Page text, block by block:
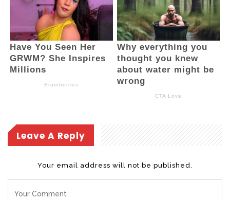
Deddy Abdul Hamid, Forkopimda,
Sekertaris Daerah Bolsel, anggota DPRD
Bolsel, Ketua Tim Penggerak PKK Bolsel,
TNI, Polri, dan diikuti seluruh ASN, Sangadi
bersama aparat desa, serta tokoh-tokoh
masyarakat.(Advertorial)
Leave A Reply
Your email address will not be published.